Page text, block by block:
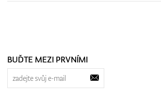
BUĎTE MEZI PRVNÍMI